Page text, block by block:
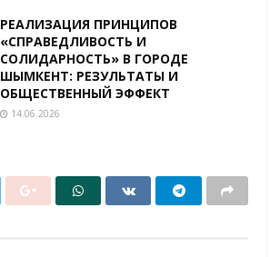
РЕАЛИЗАЦИЯ ПРИНЦИПОВ
«СПРАВЕДЛИВОСТЬ И
СОЛИДАРНОСТЬ» В ГОРОДЕ
ШЫМКЕНТ: РЕЗУЛЬТАТЫ И
ОБЩЕСТВЕННЫЙ ЭФФЕКТ
14.06.2026